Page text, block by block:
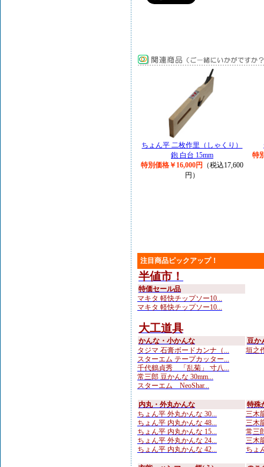
ちょん平 二枚作里（しゃくり）
鉋 白台 15mm
特別価格￥16,000円
（税込17,600
円）
特
注目商品ピックアップ！
半値市！
特価セール品
マキタ 軽快チップソー10...
マキタ 軽快チップソー10...
大工道具
かんな・小かんな
タジマ 石膏ボードカンナ（...
スターエム テープカッター...
千代鶴貞秀 「乱菊」 寸八...
常三郎 豆かんな 30mm...
スターエム NeoShar...
豆か
垣之
内丸・外丸かんな
ちょん平 外丸かんな 30...
ちょん平 内丸かんな 48...
ちょん平 内丸かんな 15...
ちょん平 外丸かんな 24...
ちょん平 内丸かんな 42...
特殊
三木
三木
常三
三木
ちょ